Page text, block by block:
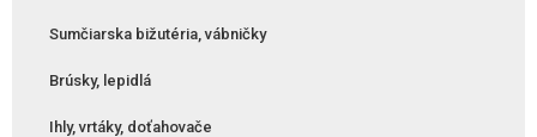
Sumčiarska bižutéria, vábničky
Brúsky, lepidlá
Ihly, vrtáky, doťahovače